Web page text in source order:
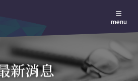
menu
新消息